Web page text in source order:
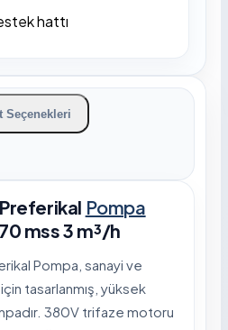
hattı
Seçenekleri
Pompa
mss 3 m³/h
Pompa, sanayi ve
tasarlanmış, yüksek
380V trifaze motoru